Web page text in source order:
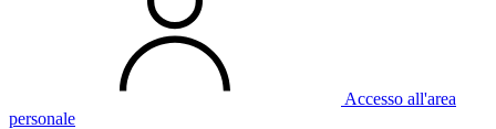
Accesso all'area
personale